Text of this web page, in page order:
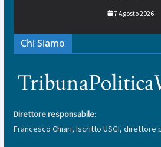
7 Agosto 2026
Chi Siamo
Direttore responsabile:
Francesco Chiari, Iscritto USGI, direttore